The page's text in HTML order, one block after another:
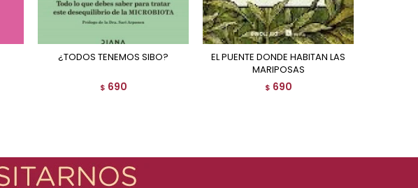
¿TODOS TENEMOS SIBO?
$ 690
EL PUENTE DONDE HABITAN LAS
MARIPOSAS
$ 690